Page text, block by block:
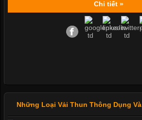
Chi tiết »
Những Loại Vải Thun Thông Dụng